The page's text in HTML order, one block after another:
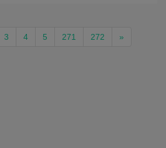
3 4 5 271 272 »